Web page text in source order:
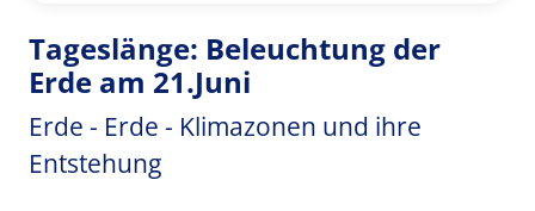
Tageslänge: Beleuchtung der
Erde am 21.Juni
Erde - Erde - Klimazonen und ihre
Entstehung